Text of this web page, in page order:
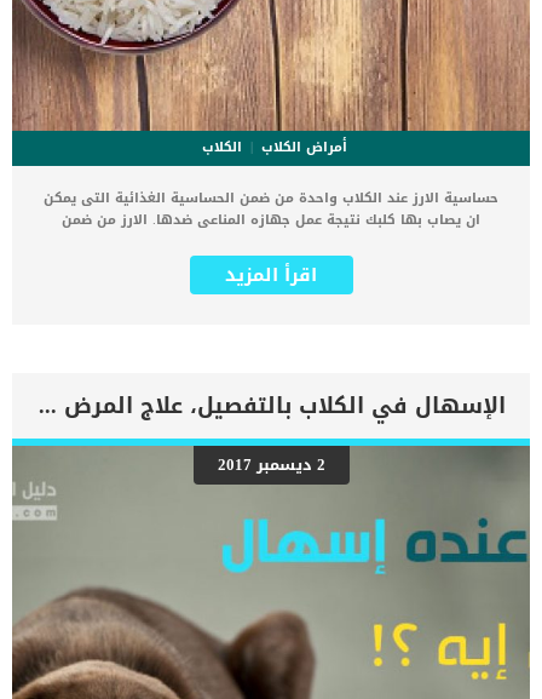
أمراض الكلاب
الكلاب
حساسية الارز عند الكلاب واحدة من ضمن الحساسية الغذائية التى يمكن
ان يصاب بها كلبك نتيجة عمل جهازه المناعى ضدها. الارز من ضمن
الكلب فى بعض المراحل العمرية. حساسية الغذاء بشكل عام ناتجة عن عمل
الجهاز المناعى فى جسم الكلب الذى يعتقد عن كريق الخطأ ان هذه
حساسية الازر عند الكلاب من الممكن ان تظهر حساسية الارز على الكلب
من اول مرة يتم تناول الارز بها ومن الممكن ان تظهر بعد تناوله لسنوات,
وهى كالتالى: حكة في الجلد جلد جاف متقشر تساقط الشعر نتوءات طفح
جلدي التهابات الأذن المزمنة اللعق المفرط مضغ القدمين مخالب حمراء
ملتهبة اضطراب الجهاز الهضمي كما تختلف الاحتياجات الغذائية لكل كلب
من الحبوب ، بما في ذلك الأرز. اقرا ايضا: الحساسية عند الكلاب وطرق
علاجها لماذا يصاب الكلب بحساسية الأرز ؟ كما ذكرنا ان المسؤول الاول
عن الحساسية الغذائية هو الجهاز المناعى للكلب, حيث يعتقد بالخطأ ان
مكونات الارز اجسام غريبة ويقوم بمهاجمتها. […]
اقرأ المزيد
الإسهال في الكلاب بالتفصيل، علاج المرض و الوقاية والأعراض
2 ديسمبر 2017